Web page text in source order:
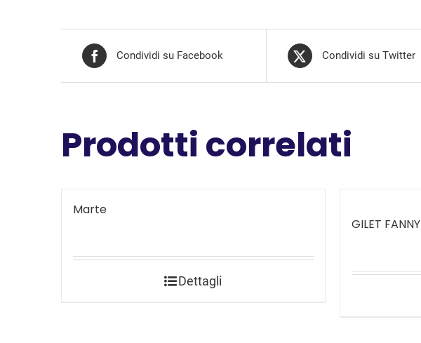
Condividi su Facebook Condividi su Twitter
Prodotti correlati
Marte
Dettagli
GILET FANNY